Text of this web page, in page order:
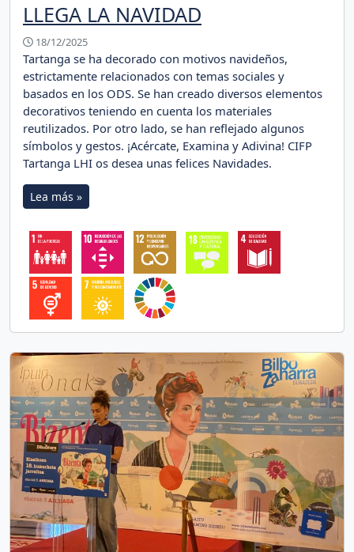
LLEGA LA NAVIDAD
18/12/2025
Tartanga se ha decorado con motivos navideños,
estrictamente relacionados con temas sociales y
basados en los ODS. Se han creado diversos elementos
decorativos teniendo en cuenta los materiales
reutilizados. Por otro lado, se han reflejado algunos
símbolos y gestos. ¡Acércate, Examina y Adivina! CIFP
Tartanga LHI os desea unas felices Navidades.
Lea más »